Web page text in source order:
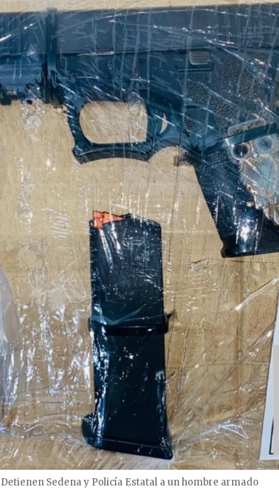
Detienen Sedena y Policía Estatal a un hombre armado